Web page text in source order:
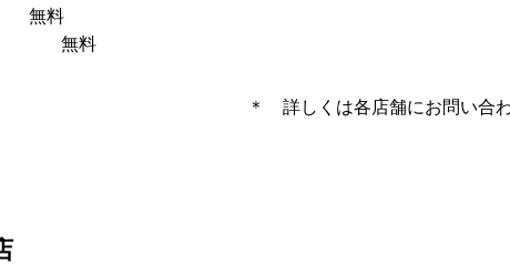
料
室 無料
＊ 詳しくは各店舗にお問い合